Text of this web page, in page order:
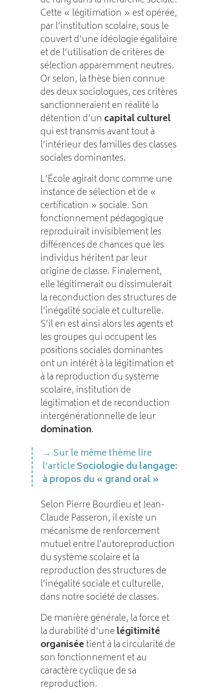
Cette « légitimation » est opérée,
par l’institution scolaire, sous le
couvert d’une idéologie égalitaire
et de l’utilisation de critères de
sélection apparemment neutres.
Or selon, la thèse bien connue
des deux sociologues, ces critères
sanctionneraient en réalité la
détention d’un capital culturel
qui est transmis avant tout à
l’intérieur des familles des classes
sociales dominantes.
L’École agirait donc comme une
instance de sélection et de «
certification » sociale. Son
fonctionnement pédagogique
reproduirait invisiblement les
différences de chances que les
individus héritent par leur
origine de classe. Finalement,
elle légitimerait ou dissimulerait
la reconduction des structures de
l’inégalité sociale et culturelle.
S’il en est ainsi alors les agents et
les groupes qui occupent les
positions sociales dominantes
ont un intérêt à la légitimation et
à la reproduction du système
scolaire, institution de
légitimation et de reconduction
intergénérationnelle de leur
domination.
Sur le même thème lire
l’articleSociologie du langage:
à propos du « grand oral »
Selon Pierre Bourdieu et Jean-
Claude Passeron, il existe un
mécanisme de renforcement
mutuel entre l’autoreproduction
du système scolaire et la
reproduction des structures de
l’inégalité sociale et culturelle,
dans notre société de classes.
De manière générale, la force et
la durabilité d’unelégitimité
organiséetient à la circularité de
son fonctionnement et au
caractère cyclique de sa
reproduction.